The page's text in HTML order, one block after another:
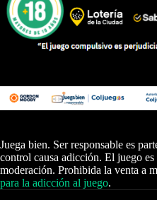
Juega bien. Ser responsable es
control causa adicción. El juego
moderación. Prohibida la venta a
para la adicción al juego.